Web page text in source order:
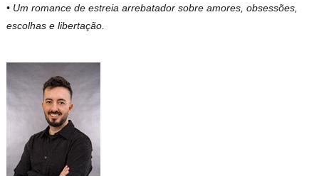
• Um romance de estreia arrebatador sobre amores, obsessões,
escolhas e libertação.